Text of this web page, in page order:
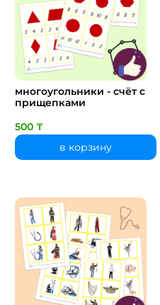
многоугольники - счёт с
прищепками
500 ₸
в корзину